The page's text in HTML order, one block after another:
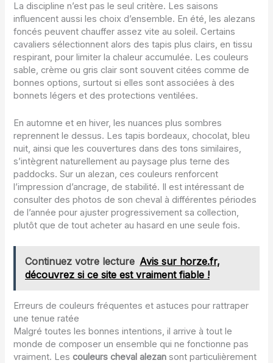
La discipline n’est pas le seul critère. Les saisons
influencent aussi les choix d’ensemble. En été, les alezans
foncés peuvent chauffer assez vite au soleil. Certains
cavaliers sélectionnent alors des tapis plus clairs, en tissu
respirant, pour limiter la chaleur accumulée. Les couleurs
sable, crème ou gris clair sont souvent citées comme de
bonnes options, surtout si elles sont associées à des
bonnets légers et des protections ventilées.
En automne et en hiver, les nuances plus sombres
reprennent le dessus. Les tapis bordeaux, chocolat, bleu
nuit, ainsi que les couvertures dans des tons similaires,
s’intègrent naturellement au paysage plus terne des
paddocks. Sur un alezan, ces couleurs renforcent
l’impression d’ancrage, de stabilité. Il est intéressant de
consulter des photos de son cheval à différentes périodes
de l’année pour ajuster progressivement sa collection,
plutôt que de tout acheter au hasard en une seule fois.
Continuez votre lecture Avis sur horze.fr,
découvrez si ce site est vraiment fiable !
Erreurs de couleurs fréquentes et astuces pour rattraper
une tenue ratée
Malgré toutes les bonnes intentions, il arrive à tout le
monde de composer un ensemble qui ne fonctionne pas
vraiment. Lescouleurs cheval alezan sont particulièrement